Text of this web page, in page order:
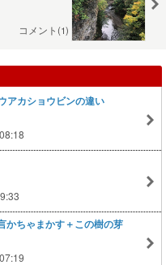
コメント(1)
アカショウビンの違い
ちゃまかす＋この樹の芽